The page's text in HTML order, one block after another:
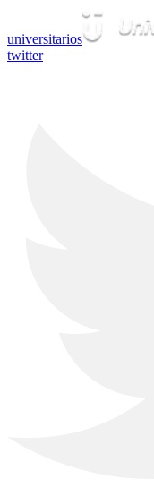
universitarios
twitter